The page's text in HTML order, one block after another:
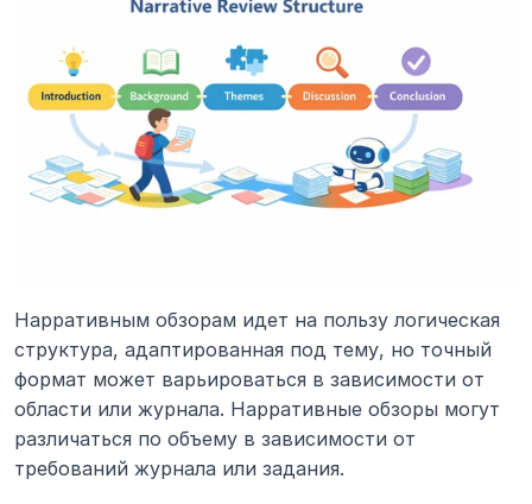
Нарративным обзорам идет на пользу логическая
структура, адаптированная под тему, но точный
формат может варьироваться в зависимости от
области или журнала. Нарративные обзоры могут
различаться по объему в зависимости от
требований журнала или задания.